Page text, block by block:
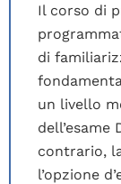
Il corso di
di
un livello
dell’esame
contrario,
l’opzione